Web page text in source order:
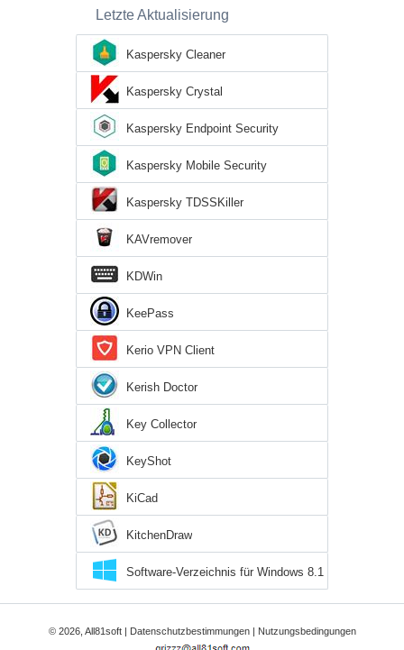
Letzte Aktualisierung
Kaspersky Cleaner
Kaspersky Crystal
Kaspersky Endpoint Security
Kaspersky Mobile Security
Kaspersky TDSSKiller
KAVremover
KDWin
KeePass
Kerio VPN Client
Kerish Doctor
Key Collector
KeyShot
KiCad
KitchenDraw
Software-Verzeichnis für Windows 8.1
© 2026, All81soft | Datenschutzbestimmungen| Nutzungsbedingungen